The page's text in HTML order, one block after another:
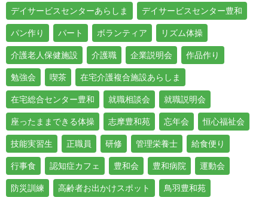
デイサービスセンターあらしま デイサービスセンター豊和
パン作り パート ボランティア リズム体操
介護老人保健施設 介護職 企業説明会 作品作り
勉強会 喫茶 在宅介護複合施設あらしま
在宅総合センター豊和 就職相談会 就職説明会
座ったままできる体操 志摩豊和苑 忘年会 恒心福祉会
技能実習生 正職員 研修 管理栄養士 給食便り
行事食 認知症カフェ 豊和会 豊和病院 運動会
防災訓練 高齢者お出かけスポット 鳥羽豊和苑